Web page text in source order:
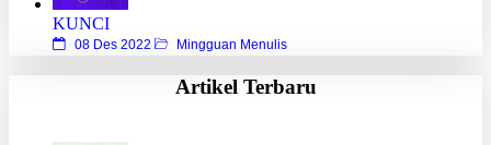
KUNCI
08 Des 2022 Mingguan Menulis
Artikel Terbaru